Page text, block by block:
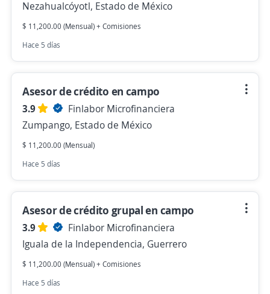
Nezahualcóyotl, Estado de México
$ 11,200.00 (Mensual) + Comisiones
Hace 5 días
Asesor de crédito en campo
3.9
Finlabor Microfinanciera
Zumpango, Estado de México
$ 11,200.00 (Mensual)
Hace 5 días
Asesor de crédito grupal en campo
3.9
Finlabor Microfinanciera
Iguala de la Independencia, Guerrero
$ 11,200.00 (Mensual) + Comisiones
Hace 5 días